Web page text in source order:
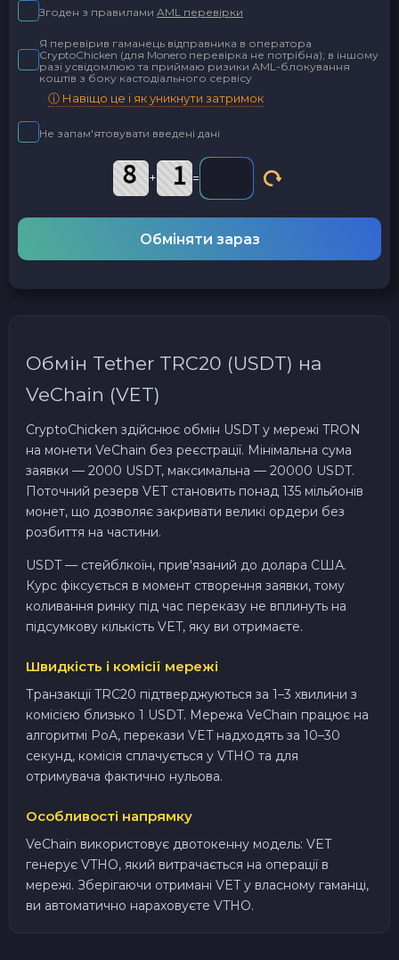
Згоден з правилами AML перевірки
Я перевірив гаманець відправника в оператора
CryptoChicken (для Monero перевірка не потрібна); в іншому
разі усвідомлюю та приймаю ризики AML-блокування
коштів з боку кастодіального сервісу
ⓘ Навіщо це і як уникнути затримок
Не запам'ятовувати введені дані
+ =
Обміняти зараз
Обмін Tether TRC20 (USDT) на
VeChain (VET)
CryptoChicken здійснює обмін USDT у мережі TRON
на монети VeChain без реєстрації. Мінімальна сума
заявки — 2000 USDT, максимальна — 20000 USDT.
Поточний резерв VET становить понад 135 мільйонів
монет, що дозволяє закривати великі ордери без
розбиття на частини.
USDT — стейблкоїн, прив'язаний до долара США.
Курс фіксується в момент створення заявки, тому
коливання ринку під час переказу не вплинуть на
підсумкову кількість VET, яку ви отримаєте.
Швидкість і комісії мережі
Транзакції TRC20 підтверджуються за 1–3 хвилини з
комісією близько 1 USDT. Мережа VeChain працює на
алгоритмі PoA, перекази VET надходять за 10–30
секунд, комісія сплачується у VTHO та для
отримувача фактично нульова.
Особливості напрямку
VeChain використовує двотокенну модель: VET
генерує VTHO, який витрачається на операції в
мережі. Зберігаючи отримані VET у власному гаманці,
ви автоматично нараховуєте VTHO.